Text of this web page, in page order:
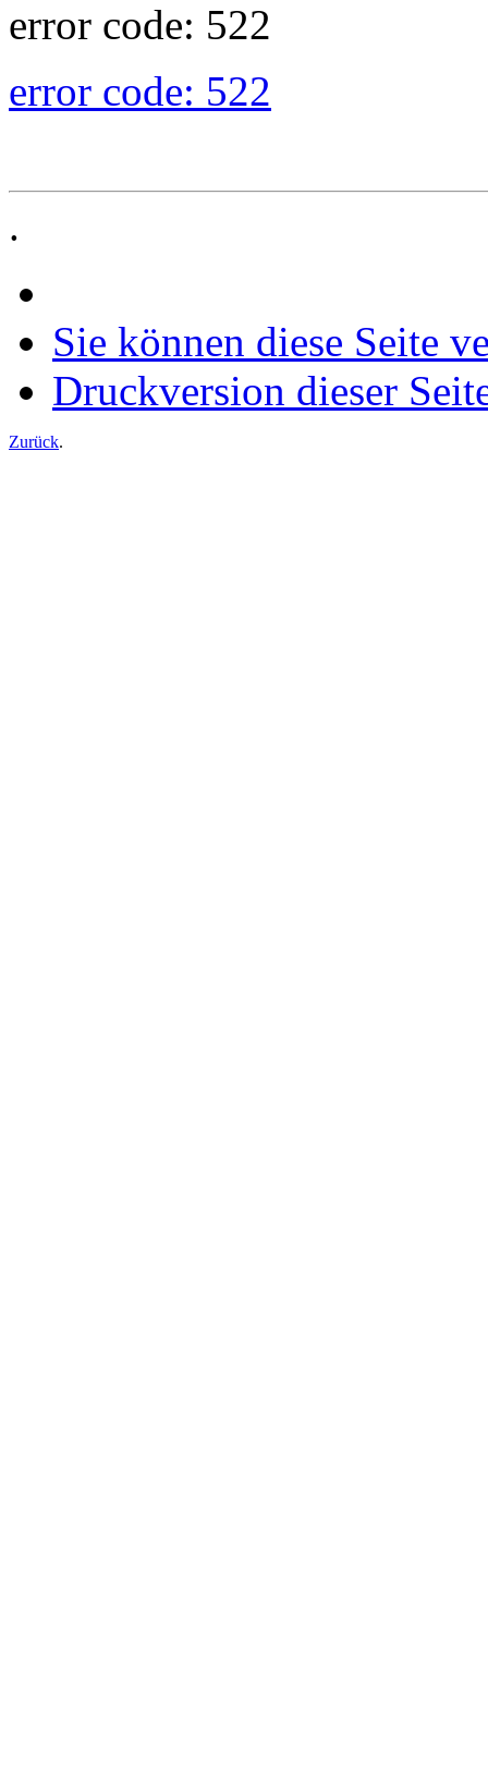
error code: 522
error code: 522
.
Sie können diese Seite
Druckversion dieser
Zurück.